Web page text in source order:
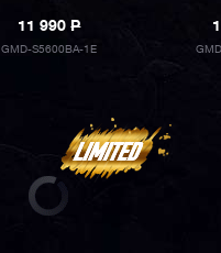
11 990P
GMD-S5600BA-1E